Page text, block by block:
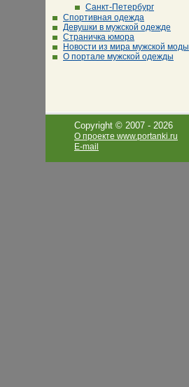
Санкт-Петербург
Спортивная одежда
Девушки в мужской одежде
Страничка юмора
Новости из мира мужской моды
О портале мужской одежды
Copyright © 2007 - 2026
О проекте www.portanki.ru
E-mail